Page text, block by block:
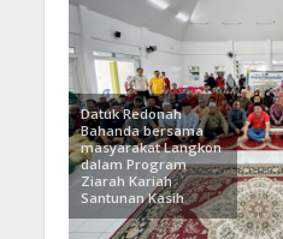
Datuk Redonah
Bahanda bersama
masyarakat Langkon
dalam Program
Ziarah Kariah
Santunan Kasih